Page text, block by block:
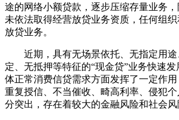
途的网络小额贷款，逐步压缩存量业务，
未依法取得经营放贷业务资质，任何组
放贷业务。
近期，具有无场景依托、无指定用途
定、无抵押等特征的“现金贷”业务快速
体正常消费信贷需求方面发挥了一定作用
重复授信、不当催收、畸高利率、侵犯
分突出，存在着较大的金融风险和社会风